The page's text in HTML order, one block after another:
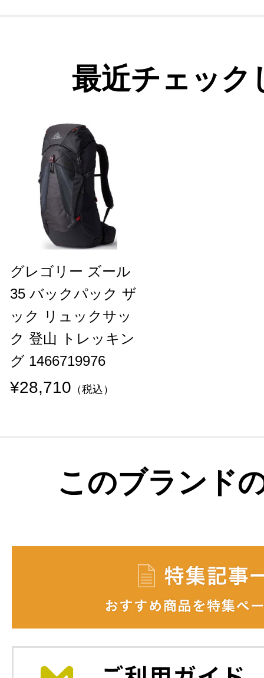
最近チェック
グレゴリー ズール
35 バックパック ザ
ック リュックサッ
ク 登山 トレッキン
グ 1466719976
¥28,710 （税込）
このブランド